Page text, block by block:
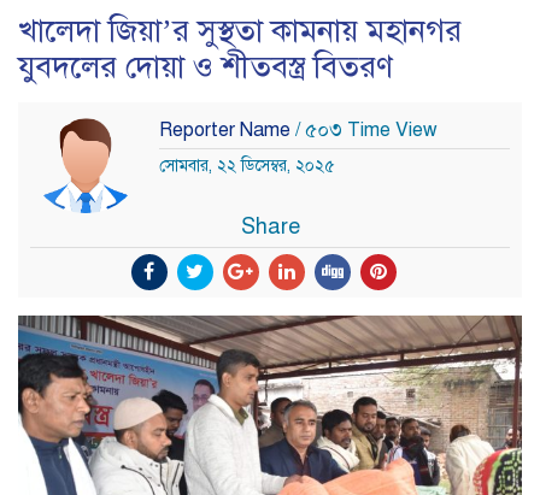
খালেদা জিয়া’র সুস্থতা কামনায় মহানগর
যুবদলের দোয়া ও শীতবস্ত্র বিতরণ
Reporter Name / ৫০৩ Time View
সোমবার, ২২ ডিসেম্বর, ২০২৫
Share